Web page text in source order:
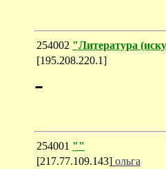
254002 "Литература
[195.208.220.1]
-
254001 ""
[217.77.109.143] ольга